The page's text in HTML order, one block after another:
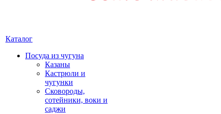
Каталог
Посуда из чугуна
Казаны
Кастрюли и
чугунки
Сковороды,
сотейники, воки и
саджи